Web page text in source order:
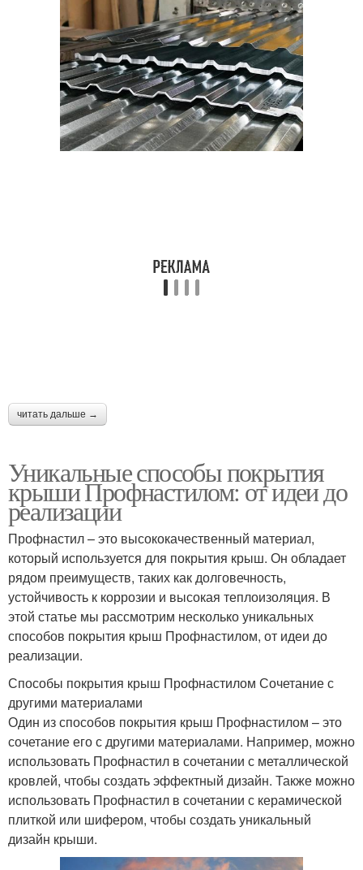
читать дальше →
Уникальные способы покрытия
крыши Профнастилом: от идеи до
реализации
Профнастил – это высококачественный материал,
который используется для покрытия крыш. Он обладает
рядом преимуществ, таких как долговечность,
устойчивость к коррозии и высокая теплоизоляция. В
этой статье мы рассмотрим несколько уникальных
способов покрытия крыш Профнастилом, от идеи до
реализации.
Способы покрытия крыш Профнастилом Сочетание с
другими материалами
Один из способов покрытия крыш Профнастилом – это
сочетание его с другими материалами. Например, можно
использовать Профнастил в сочетании с металлической
кровлей, чтобы создать эффектный дизайн. Также можно
использовать Профнастил в сочетании с керамической
плиткой или шифером, чтобы создать уникальный
дизайн крыши.